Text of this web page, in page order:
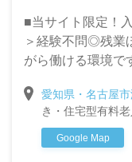
■当サイト限定！
＞経験不問◎残業
がら働ける環境で
愛知県・名古屋
き・住宅型有料
Google Map